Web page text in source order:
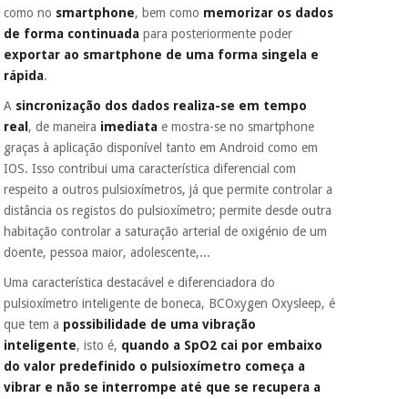
Os seus dados
protegidos. Não
vendemos os seus
nem o
incomodaremos para
tentar vender-lhe um
crédito pessoal.
como no smartphone, bem como memorizar os dados
de forma continuada para posteriormente poder
exportar ao smartphone de uma forma singela e
rápida.
A sincronização dos dados realiza-se em tempo
real , de maneira imediata e mostra-se no smartphone
graças à aplicação disponível tanto em Android como em
IOS. Isso contribui uma característica diferencial com
respeito a outros pulsioxímetros, já que permite controlar a
distância os registos do pulsioxímetro; permite desde outra
habitação controlar a saturação arterial de oxigénio de um
doente, pessoa maior, adolescente,...
Uma característica destacável e diferenciadora do
pulsioxímetro inteligente de boneca, BCOxygen Oxysleep, é
que tem a possibilidade de uma vibração
inteligente, isto é, quando a SpO2 cai por embaixo
do valor predefinido o pulsioxímetro começa a
vibrar e não se interrompe até que se recupera a